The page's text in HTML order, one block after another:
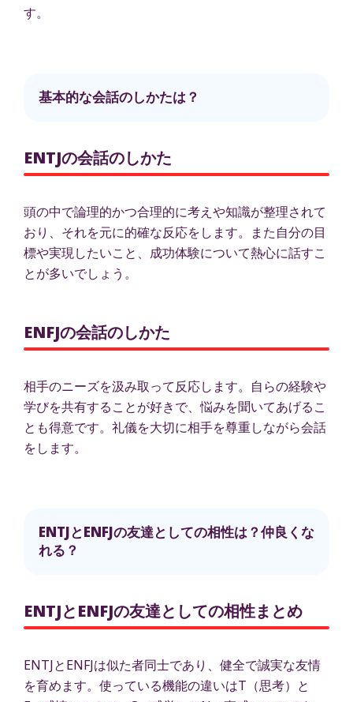
す。
基本的な会話のしかたは？
ENTJの会話のしかた
頭の中で論理的かつ合理的に考えや知識が整理されて
おり、それを元に的確な反応をします。また自分の目
標や実現したいこと、成功体験について熱心に話すこ
とが多いでしょう。
ENFJの会話のしかた
相手のニーズを汲み取って反応します。自らの経験や
学びを共有することが好きで、悩みを聞いてあげるこ
とも得意です。礼儀を大切に相手を尊重しながら会話
をします。
ENTJとENFJの友達としての相性は？仲良くな
れる？
ENTJとENFJの友達としての相性まとめ
ENTJとENFJは似た者同士であり、健全で誠実な友情
を育めます。使っている機能の違いはT（思考）と